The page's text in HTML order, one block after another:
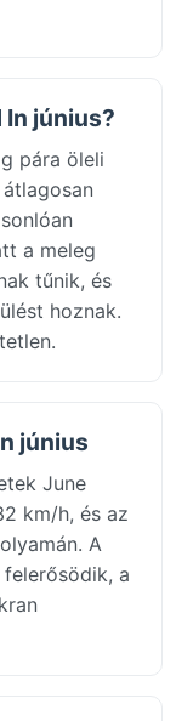
június?
pára öleli
a meleg
tűnik, és
hoznak.
június
June
km/h, és az
A
a